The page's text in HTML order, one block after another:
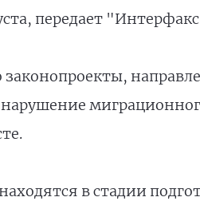
передает
законопроекты,
в стадии